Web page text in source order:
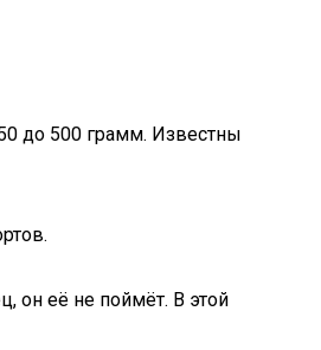
до 500 грамм. Известны
он её не поймёт. В этой